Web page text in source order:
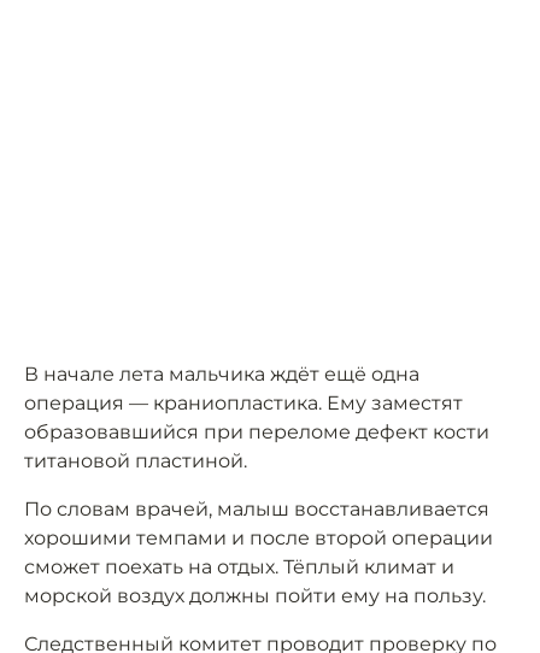
В начале лета мальчика ждёт ещё одна
операция — краниопластика. Ему заместят
образовавшийся при переломе дефект кости
титановой пластиной.
По словам врачей, малыш восстанавливается
хорошими темпами и после второй операции
сможет поехать на отдых. Тёплый климат и
морской воздух должны пойти ему на пользу.
Следственный комитет проводит проверку по